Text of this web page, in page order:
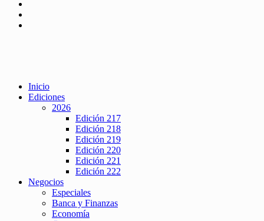
Inicio
Ediciones
2026
Edición 217
Edición 218
Edición 219
Edición 220
Edición 221
Edición 222
Negocios
Especiales
Banca y Finanzas
Economía